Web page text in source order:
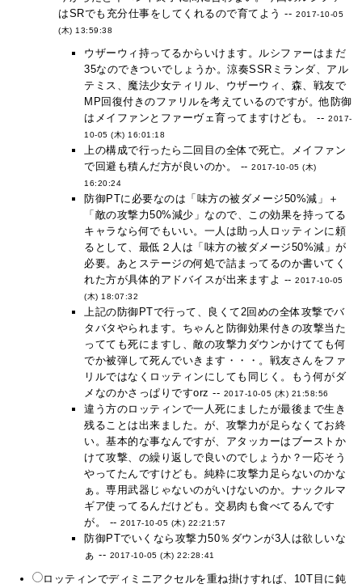
はSRでも充分仕事をしてくれるので育てよう -- 2017-10-05
(木) 13:59:38
ウザーウィ持ってるからいけます。ルシファーはまだ
35なのできついでしょうか。涼奏SSRミランダ、アル
テミス、魔法少女ティリル、ウザーウィ、森、戦友で
MP回復付きのファリルを考えているのですが。他防御
はメイファンとファーヴェ育ってますけども。 -- 2017-
10-05 (木) 16:01:18
上の構成で行ったら二回目の全体で死亡。メイファン
で回避も積んだ方が良いのか。 --2017-10-05 (木)
16:20:24
防御PTに必要なのは「味方の被ダメージ50%減」＋
「敵の攻撃力50%減少」なので、この効果を持ってる
キャラなら何でもいい。一人は助っ人ロッティンに頼
るとして、最低２人は「味方の被ダメージ50%減」が
必要。あとステージの何処で詰まってるのか書いてく
れた方が具体的アドバイスが出来ますよ --2017-10-05
(木) 18:07:32
上記の防御PTで行って、良くて2回めの全体攻撃でバ
タバタやられます。ちゃんと防御効果付きの攻撃当た
ってても死にますし、敵の攻撃力ダウンかけてても何
でか被弾して死んでいきます・・・。戦友さんをファ
リルではなくロッティンにしても同じく。もう何がダ
メなのかさっぱりですorz -- 2017-10-05 (木) 21:58:56
違う方のロッティンで一人死にましたが最後まで生き
残ることは出来ました。が、攻撃力が足らなくてお終
い。基本的な事なんですが、アタッカーはブーストか
けて攻撃、の繰り返しで良いのでしょうか？一応そう
やってたんですけども。純粋に攻撃力足らないのかな
ぁ。専用武器じゃないのがいけないのか。ナックルマ
ギア使ってるんだけども。交易肉も食べてるんです
が。 --2017-10-05 (木) 22:21:57
防御PTでいくなら攻撃力50％ダウンが3人は欲しいな
ぁ -- 2017-10-05 (木) 22:28:41
ロッティンでディミニアクセルを重ね掛けすれば、10T目に鈍